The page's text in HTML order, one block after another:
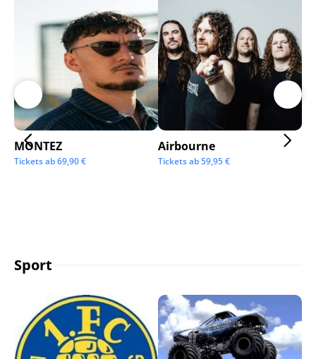
MONTEZ
Tickets ab69,90€
Airbourne
Tickets ab59,95€
Sport